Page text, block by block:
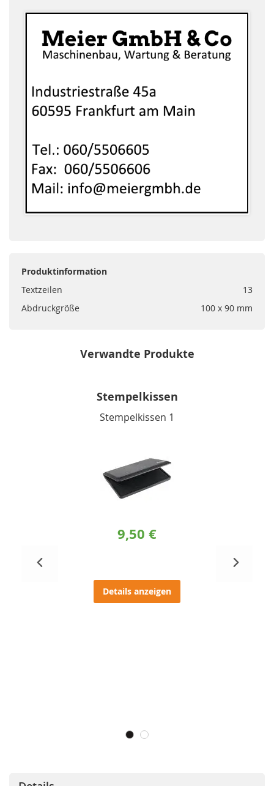
Produktinformation
Textzeilen
13
Abdruckgröße
100 x 90 mm
Verwandte Produkte
Stempelkissen
Stempelkissen 1
9,50 €
Details anzeigen